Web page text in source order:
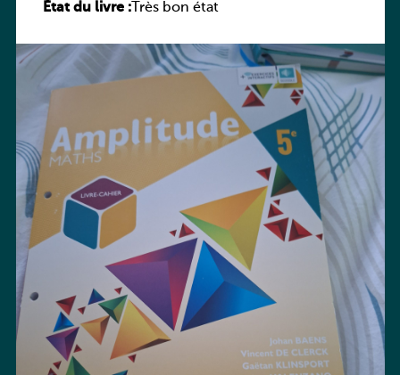
luxembourgeoise
État du livre :Très bon état